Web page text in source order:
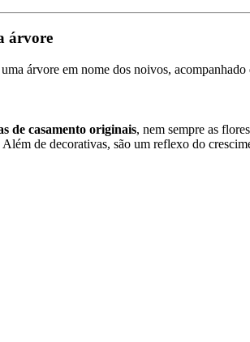
árvore
árvore em nome dos noivos,
de casamento originais, nem sempre as
de decorativas, são um reflexo do